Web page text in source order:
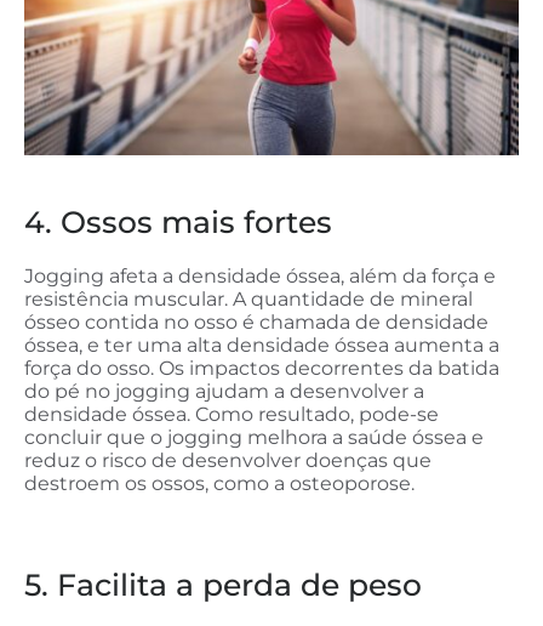
4. Ossos mais fortes
Jogging afeta a densidade óssea, além da força e
resistência muscular. A quantidade de mineral
ósseo contida no osso é chamada de densidade
óssea, e ter uma alta densidade óssea aumenta a
força do osso. Os impactos decorrentes da batida
do pé no jogging ajudam a desenvolver a
densidade óssea. Como resultado, pode-se
concluir que o jogging melhora a saúde óssea e
reduz o risco de desenvolver doenças que
destroem os ossos, como a osteoporose.
5. Facilita a perda de peso